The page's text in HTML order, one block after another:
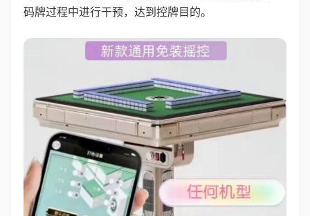
码牌过程中进行干预，达到控牌目的。